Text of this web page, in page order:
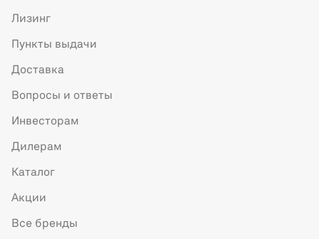
Лизинг
Пункты выдачи
Доставка
Вопросы и ответы
Инвесторам
Дилерам
Каталог
Акции
Все бренды